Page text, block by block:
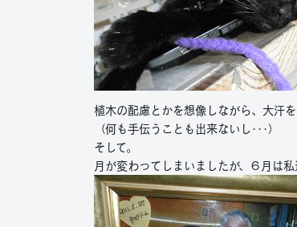
植木の配慮とかを想像しながら、大汗
（何も手伝うことも出来ないし･･･）
そして。
月が変わってしまいましたが、６月は